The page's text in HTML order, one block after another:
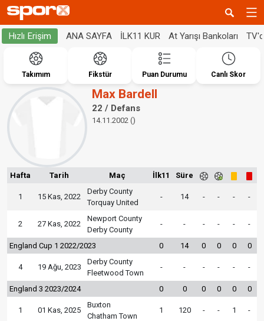
Hızlı Erişim ANA SAYFA İLK11 KUR At Yarışı Bankoları
Takımım Fikstür Puan Durumu Canlı Skor
Max Bardell
22 / Defans
14.11.2002 ()
Hafta Tarih Maç İlk11 Süre
1 15 Kas, 2022
Derby County
Torquay United
- 14 - - - -
2 27 Kas, 2022
Newport County
Derby County
- - - - - -
England Cup 1 2022/2023 0 14 0 0 0 0
4 19 Ağu, 2023
Derby County
Fleetwood Town
- - - - - -
England 3 2023/2024 0 0 0 0 0 0
1 01 Kas, 2025
Buxton
Chatham Town
1 120 - - 1 -